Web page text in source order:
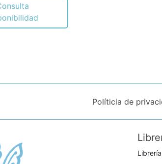
Políticia de